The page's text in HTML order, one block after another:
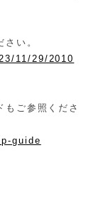
い。
11/29/2010
ご参照くださ
guide